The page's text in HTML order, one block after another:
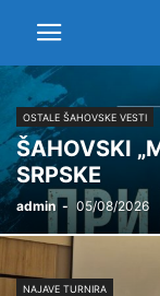
OSTALE ŠAHOVSKE VESTI
ŠAHOVSKI
SRPSKE
admin - 05/08/2026
NAJAVE TURNIRA